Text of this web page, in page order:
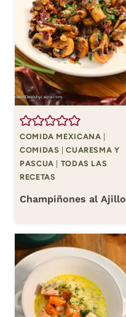
COMIDA MEXICANA
COMIDAS |CUARESMA Y
PASCUA
TODAS LAS
RECETAS
Champiñones al Ajillo